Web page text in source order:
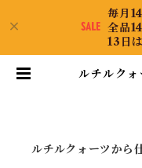
毎月
全品
13日
ルチルク
ルチルクォーツから